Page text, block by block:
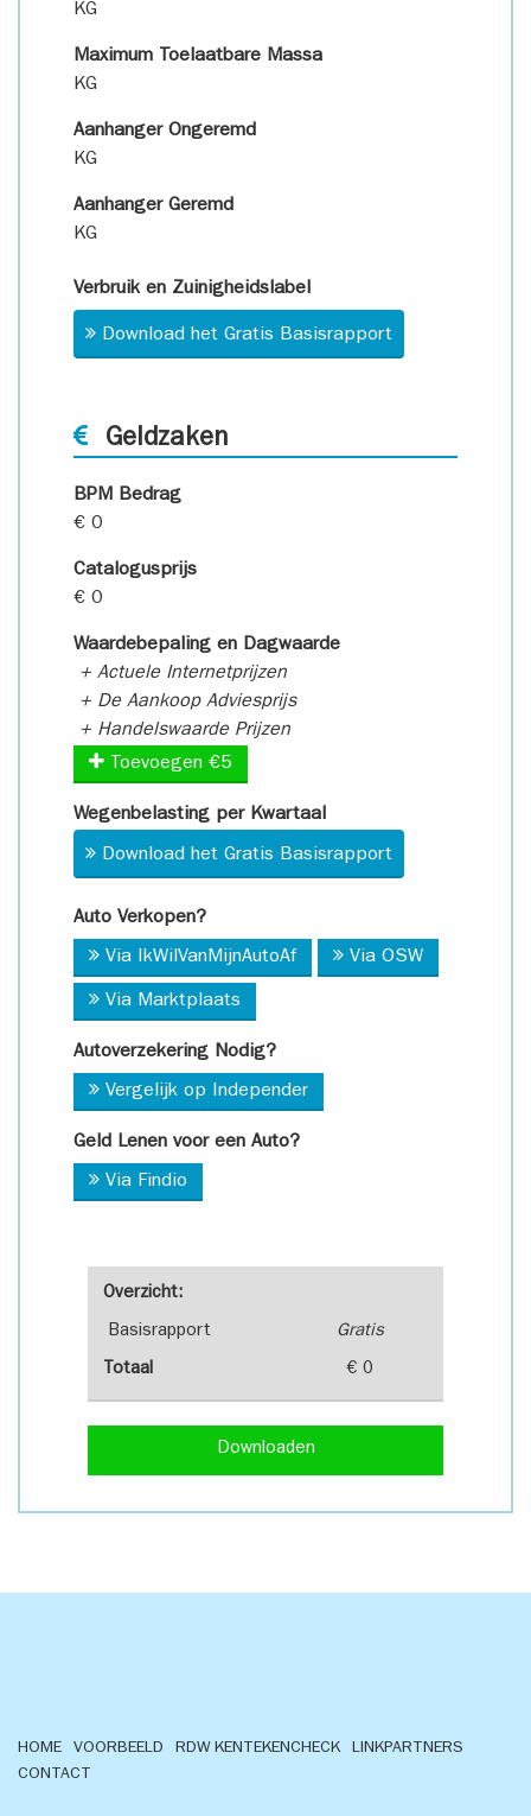
Overzicht:
Basisrapport Gratis
Totaal € 0
Downloaden
KG
Maximum Toelaatbare Massa
KG
Aanhanger Ongeremd
KG
Aanhanger Geremd
KG
Verbruik en Zuinigheidslabel
Download het Gratis Basisrapport
Geldzaken
BPM Bedrag
€ 0
Catalogusprijs
€ 0
Waardebepaling en Dagwaarde
+ Actuele Internetprijzen
+ De Aankoop Adviesprijs
+ Handelswaarde Prijzen
Toevoegen €5
Wegenbelasting per Kwartaal
Download het Gratis Basisrapport
Auto Verkopen?
Via IkWilVanMijnAutoAf Via OSW
Via Marktplaats
Autoverzekering Nodig?
Vergelijk op Independer
Geld Lenen voor een Auto?
Via Findio
HOME VOORBEELD RDW KENTEKENCHECK
LINKPARTNERS
CONTACT